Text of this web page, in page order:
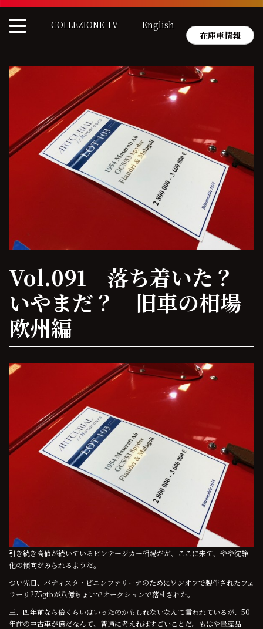
Skip
content
COLLEZIONE TV
English
在庫車情報
Vol.091 落ち着いた？
いやまだ？ 旧車の相場
欧州編
引き続き高値が続いているビンテージカー相場だが、ここに来て、やや沈静
化の傾向がみられるようだ。
つい先日、バティスタ・ピニンファリーナのためにワンオフで製作されたフェ
ラーリ275gtbが八億ちょいでオークションで落札された。
三、四年前なら倍くらいはいったのかもしれないなんて言われているが、50
年前の中古車が億だなんて、普通に考えればすごいことだ。もはや量産品